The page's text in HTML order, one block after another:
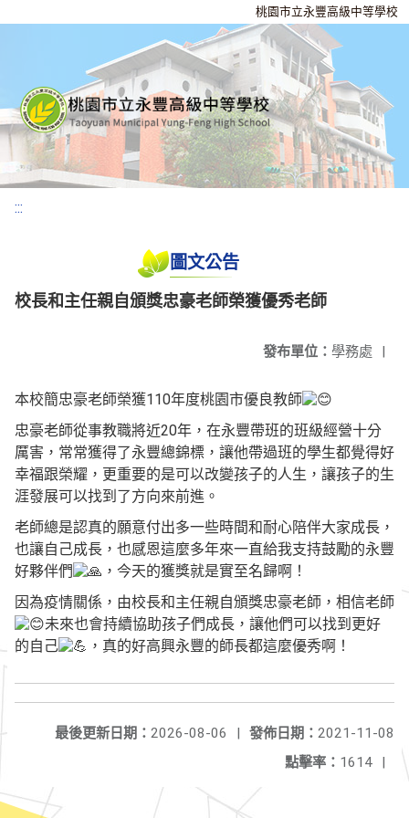
桃園市立永豐高級中等學校
:::
圖文公告
校長和主任親自頒獎忠豪老師榮獲優秀老師
發布單位： 學務處 |
本校簡忠豪老師榮獲110年度桃園市優良教師
忠豪老師從事教職將近20年，在永豐帶班的班級經營十分
厲害，常常獲得了永豐總錦標，讓他帶過班的學生都覺得好
幸福跟榮耀，更重要的是可以改變孩子的人生，讓孩子的生
涯發展可以找到了方向來前進。
老師總是認真的願意付出多一些時間和耐心陪伴大家成長，
也讓自己成長，也感恩這麼多年來一直給我支持鼓勵的永豐
好夥伴們
，今天的獲獎就是實至名歸啊！
因為疫情關係，由校長和主任親自頒獎忠豪老師，相信老師
未來也會持續協助孩子們成長，讓他們可以找到更好
的自己
，真的好高興永豐的師長都這麼優秀啊！
發佈日期： 2021-11-08
最後更新日期： 2026-08-06
|
點擊率： 1614 |